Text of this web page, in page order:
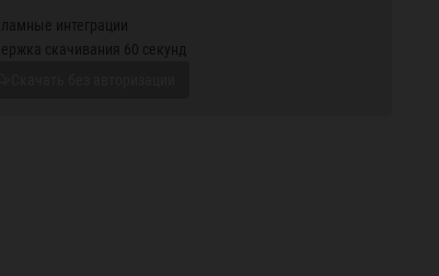
интеграции
скачивания 60 секунд